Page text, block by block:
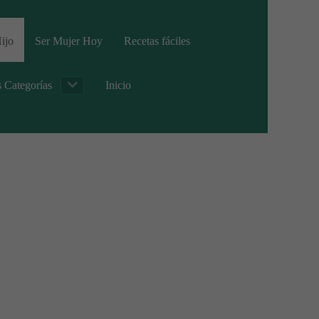
Ser Mujer Hoy Recetas fáciles
Categorías Inicio